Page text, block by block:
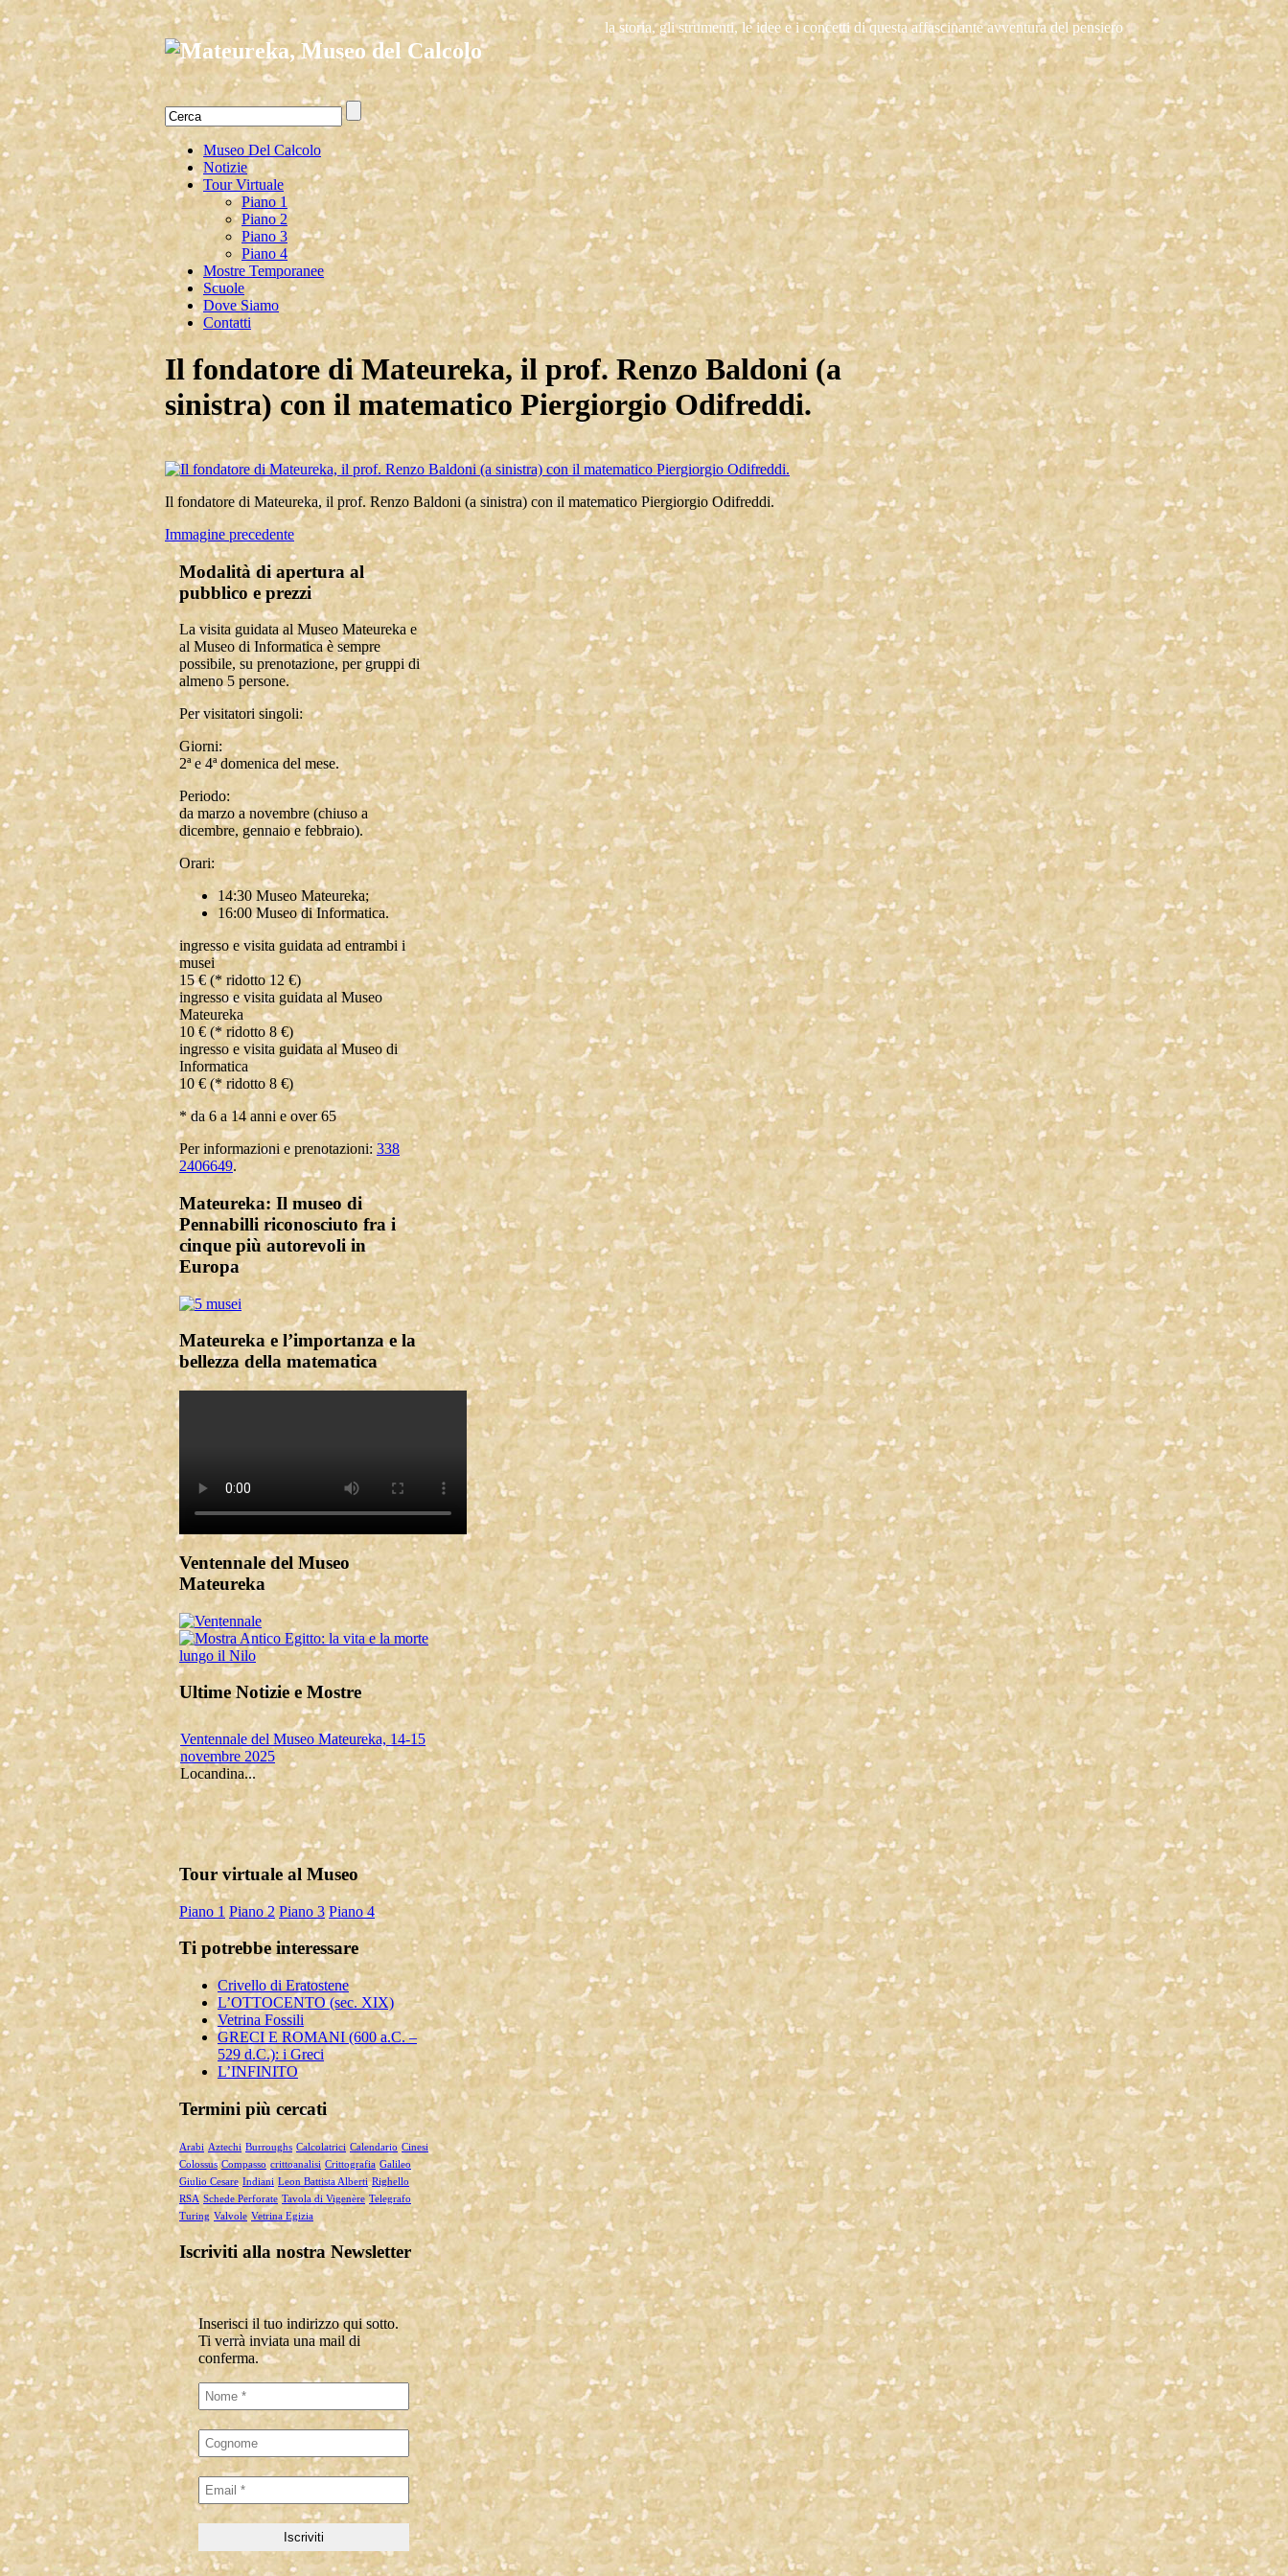
la storia, gli strumenti, le idee e i concetti di questa affascinante avventura del pensiero
Museo Del Calcolo
Notizie
Tour Virtuale
Piano 1
Piano 2
Piano 3
Piano 4
Mostre Temporanee
Scuole
Dove Siamo
Contatti
Il fondatore di Mateureka, il prof. Renzo Baldoni (a
sinistra) con il matematico Piergiorgio Odifreddi.
Il fondatore di Mateureka, il prof. Renzo Baldoni (a sinistra) con il matematico Piergiorgio Odifreddi.
Immagine precedente
Modalità di apertura al
pubblico e prezzi
La visita guidata al Museo Mateureka e
al Museo di Informatica è sempre
possibile, su prenotazione, per gruppi di
almeno 5 persone.
Per visitatori singoli:
Giorni:
2ª e 4ª domenica del mese.
Periodo:
da marzo a novembre (chiuso a
dicembre, gennaio e febbraio).
Orari:
14:30 Museo Mateureka;
16:00 Museo di Informatica.
ingresso e visita guidata ad entrambi i
musei
15 € (* ridotto 12 €)
ingresso e visita guidata al Museo
Mateureka
10 € (* ridotto 8 €)
ingresso e visita guidata al Museo di
Informatica
10 € (* ridotto 8 €)
* da 6 a 14 anni e over 65
Per informazioni e prenotazioni: 338
2406649.
Mateureka: Il museo di
Pennabilli riconosciuto fra i
cinque più autorevoli in
Europa
Mateureka e l’importanza e la
bellezza della matematica
Ventennale del Museo
Mateureka
Ultime Notizie e Mostre
Ventennale del Museo Mateureka, 14-15
novembre 2025
Locandina...
Mateureka: Il museo di Pennabilli
riconosciuto fra i cinque più autorevoli in
Europa
Il Museo Mateureka è stato riconosciuto
dalla rivista UMI (Unione Matematici
Italiani) tra i cinque più autorevol...
Articolo RiminiIn
Articolo RiminiIn...
Articolo Geronimo maggio 2025
Articolo Geronimo, maggio 2025...
Tour virtuale al Museo
Piano 1 Piano 2 Piano 3 Piano 4
Ti potrebbe interessare
Crivello di Eratostene
L’OTTOCENTO (sec. XIX)
Vetrina Fossili
GRECI E ROMANI (600 a.C. –
529 d.C.): i Greci
L’INFINITO
Termini più cercati
Arabi Aztechi Burroughs Calcolatrici Calendario Cinesi
Colossus Compasso crittoanalisi Crittografia Galileo
Giulio Cesare Indiani Leon Battista Alberti Righello
RSA Schede Perforate Tavola di Vigenère Telegrafo
Turing Valvole Vetrina Egizia
Iscriviti alla nostra Newsletter
Inserisci il tuo indirizzo qui sotto.
Ti verrà inviata una mail di
conferma.